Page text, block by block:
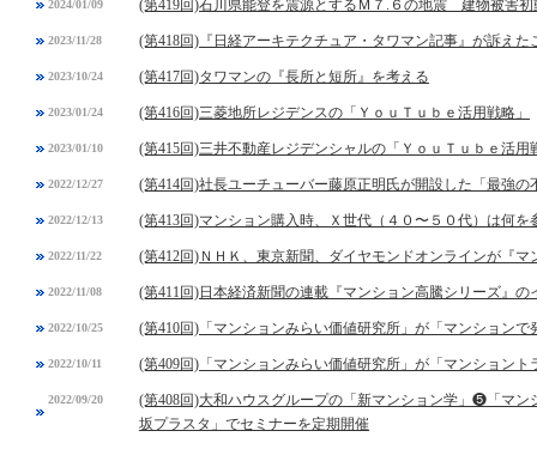
2024/01/09 (第419回)石川県能登を震源とするＭ７.６の地震 建物被害初
2023/11/28 (第418回)『日経アーキテクチュア・タワマン記事』が訴えた
2023/10/24 (第417回)タワマンの『長所と短所』を考える
2023/01/24 (第416回)三菱地所レジデンスの「ＹｏｕＴｕｂｅ活用戦略」
2023/01/10 (第415回)三井不動産レジデンシャルの「ＹｏｕＴｕｂｅ活用
2022/12/27 (第414回)社長ユーチューバー藤原正明氏が開設した「最強の
2022/12/13 (第413回)マンション購入時、Ｘ世代（４０〜５０代）は何を
2022/11/22 (第412回)ＮＨＫ、東京新聞、ダイヤモンドオンラインが『マ
2022/11/08 (第411回)日本経済新聞の連載『マンション高騰シリーズ』の
2022/10/25 (第410回)「マンションみらい価値研究所」が「マンションで
2022/10/11 (第409回)「マンションみらい価値研究所」が「マンショント
2022/09/20
(第408回)大和ハウスグループの「新マンション学」❺「マン
坂プラスタ」でセミナーを定期開催